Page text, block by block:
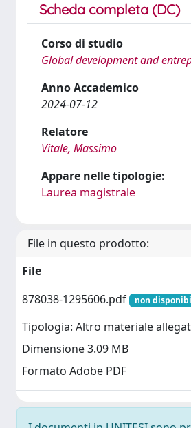
Scheda completa (DC)
Corso di studio
Global development and
Anno Accademico
2024-07-12
Relatore
Vitale, Massimo
Appare nelle tipologie:
Laurea magistrale
File in questo prodotto:
File
878038-1295606.pdf
non
Tipologia: Altro materiale
Dimensione 3.09 MB
Formato Adobe PDF